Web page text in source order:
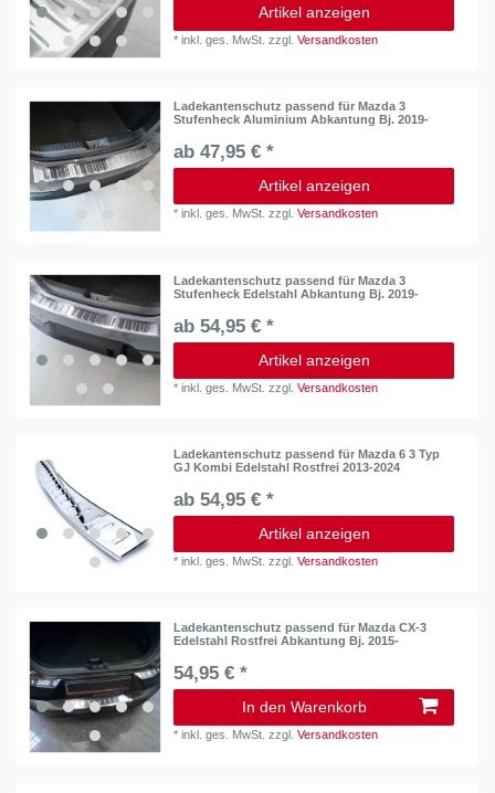
Artikel anzeigen
*inkl. ges. MwSt. zzgl.Versandkosten
Ladekantenschutz passend für Mazda 3
Stufenheck Aluminium Abkantung Bj. 2019-
ab 47,95 € *
Artikel anzeigen
*inkl. ges. MwSt. zzgl.Versandkosten
Ladekantenschutz passend für Mazda 3
Stufenheck Edelstahl Abkantung Bj. 2019-
ab 54,95 € *
Artikel anzeigen
*inkl. ges. MwSt. zzgl.Versandkosten
Ladekantenschutz passend für Mazda 6 3 Typ
GJ Kombi Edelstahl Rostfrei 2013-2024
ab 54,95 € *
Artikel anzeigen
*inkl. ges. MwSt. zzgl.Versandkosten
Ladekantenschutz passend für Mazda CX-3
Edelstahl Rostfrei Abkantung Bj. 2015-
54,95 € *
In den Warenkorb
*inkl. ges. MwSt. zzgl.Versandkosten